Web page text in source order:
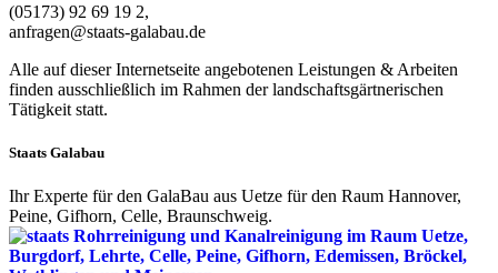
(05173) 92 69 19 2,
anfragen@staats-galabau.de
Alle auf dieser Internetseite angebotenen Leistungen & Arbeiten
finden ausschließlich im Rahmen der landschaftsgärtnerischen
Tätigkeit statt.
Staats Galabau
Ihr Experte für den GalaBau aus Uetze für den Raum Hannover,
Peine, Gifhorn, Celle, Braunschweig.